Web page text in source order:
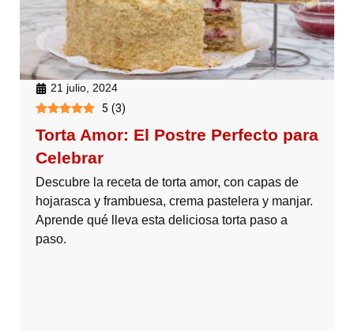
21 julio, 2024
5 (3)
Torta Amor: El Postre Perfecto para
Celebrar
Descubre la receta de torta amor, con capas de
hojarasca y frambuesa, crema pastelera y manjar.
Aprende qué lleva esta deliciosa torta paso a
paso.